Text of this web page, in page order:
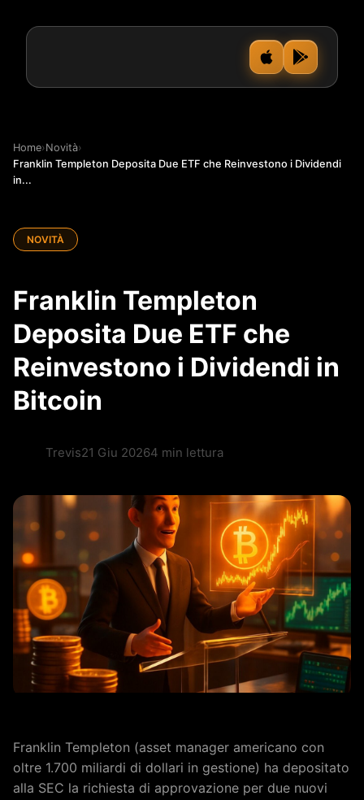
Home›Novità›
Franklin Templeton Deposita Due ETF che Reinvestono i Dividendi
in...
NOVITÀ
Franklin Templeton
Deposita Due ETF che
Reinvestono i Dividendi in
Bitcoin
Trevis21 Giu 20264 min lettura
Franklin Templeton (asset manager americano con
oltre 1.700 miliardi di dollari in gestione) ha depositato
alla SEC la richiesta di approvazione per due nuovi